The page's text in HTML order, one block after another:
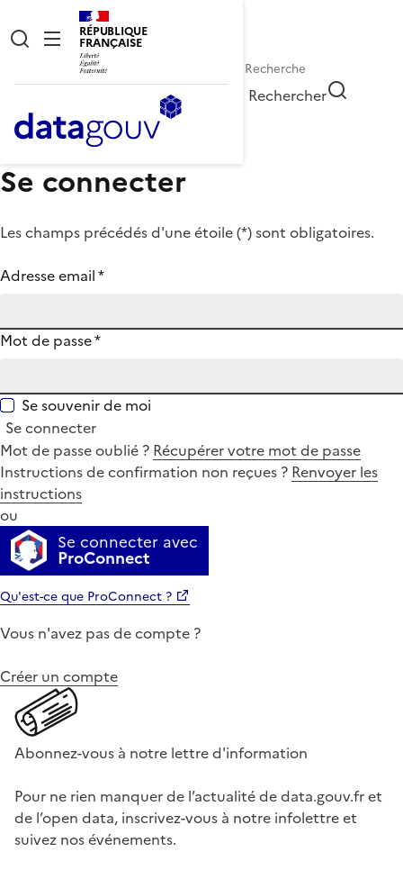
RÉPUBLIQUE
FRANÇAISE
Rechercher
Se connecter
Les champs précédés d'une étoile (*) sont obligatoires.
Adresse email*
Mot de passe*
Se souvenir de moi
Se connecter
Mot de passe oublié ? Récupérer votre mot de passe
Instructions de confirmation non reçues ? Renvoyer les
instructions
ou
Se connecter avec
ProConnect
Qu'est-ce que ProConnect ?
Vous n'avez pas de compte ?
Créer un compte
Abonnez-vous à notre lettre d'information
Pour ne rien manquer de l’actualité de data.gouv.fr et
de l’open data, inscrivez-vous à notre infolettre et
suivez nos événements.